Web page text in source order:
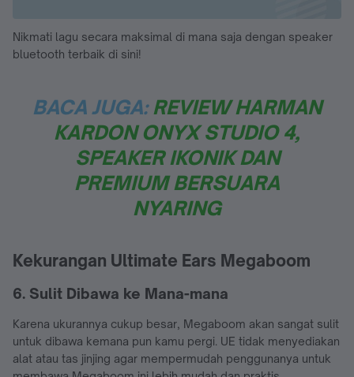
Nikmati lagu secara maksimal di mana saja dengan speaker
bluetooth terbaik di sini!
BACA JUGA: REVIEW HARMAN
KARDON ONYX STUDIO 4,
SPEAKER IKONIK DAN
PREMIUM BERSUARA
NYARING
Kekurangan Ultimate Ears Megaboom
6. Sulit Dibawa ke Mana-mana
Karena ukurannya cukup besar, Megaboom akan sangat sulit
untuk dibawa kemana pun kamu pergi. UE tidak menyediakan
alat atau tas jinjing agar mempermudah penggunanya untuk